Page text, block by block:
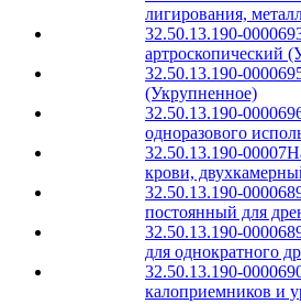
лигирования,
32.50.13.190-
артроскопический
32.50.13.190-
(Укрупненное)
32.50.13.190-
одноразового
32.50.13.190-00007
крови,
32.50.13.190-
постоянный для
32.50.13.190-
для однократного
32.50.13.190-
калоприемников и